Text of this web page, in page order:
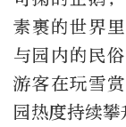
素裹的世界
与园内的民
游客在玩雪
园热度持续攀